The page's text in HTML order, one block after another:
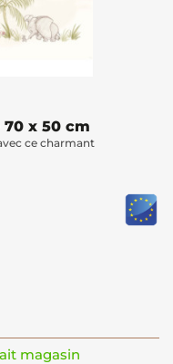
x 50 cm
ce charmant
magasin